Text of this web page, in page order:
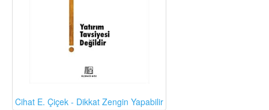
Cihat E. Çiçek - Dikkat Zengin Yapabilir